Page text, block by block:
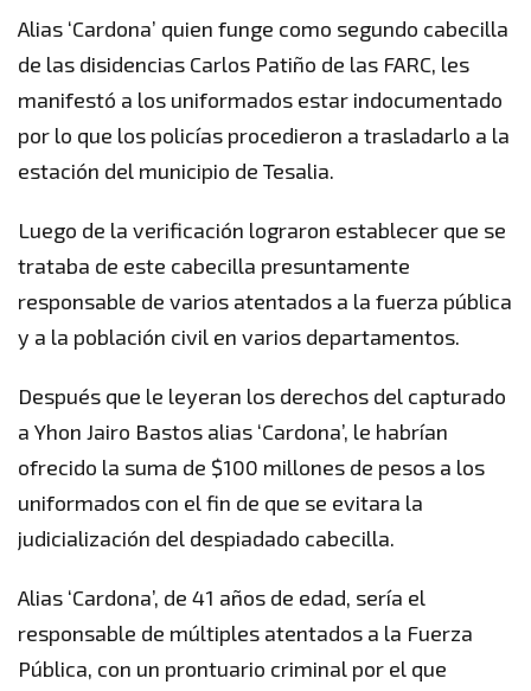
Alias ‘Cardona’ quien funge como segundo cabecilla
de las disidencias Carlos Patiño de las FARC, les
manifestó a los uniformados estar indocumentado
por lo que los policías procedieron a trasladarlo a la
estación del municipio de Tesalia.
Luego de la verificación lograron establecer que se
trataba de este cabecilla presuntamente
responsable de varios atentados a la fuerza pública
y a la población civil en varios departamentos.
Después que le leyeran los derechos del capturado
a Yhon Jairo Bastos alias ‘Cardona’, le habrían
ofrecido la suma de $100 millones de pesos a los
uniformados con el fin de que se evitara la
judicialización del despiadado cabecilla.
Alias ‘Cardona’, de 41 años de edad, sería el
responsable de múltiples atentados a la Fuerza
Pública, con un prontuario criminal por el que